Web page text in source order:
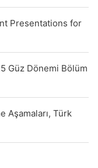
Presentations for
Güz Dönemi Bölüm
Aşamaları, Türk